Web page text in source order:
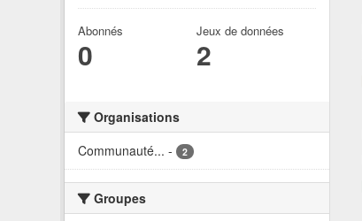
Abonnés
0
Jeux de données
2
Organisations
Communauté... - 2
Groupes